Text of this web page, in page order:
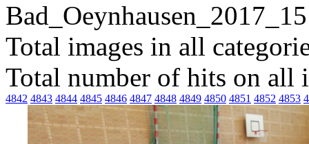
Bad_Oeynhausen_2017_15
Total images in all
Total number of hits on all
4842 4843 4844 4845 4846 4847 4848 4849 4850 4851 4852 4853